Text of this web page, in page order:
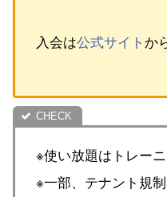
入会は公式サイト か
※使い放題はトレー
※一部、テナント規